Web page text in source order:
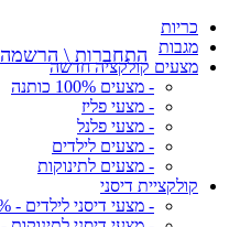
כריות
מגבות
מצעים קולקציה חדשה
- מצעים 100% כותנה
- מצעי פליז
- מצעי פלנל
- מצעים לילדים
- מצעים לתינוקות
קולקציית דיסני
- מצעי דיסני לילדים - 100% כותנה
התחברות \ הרשמה